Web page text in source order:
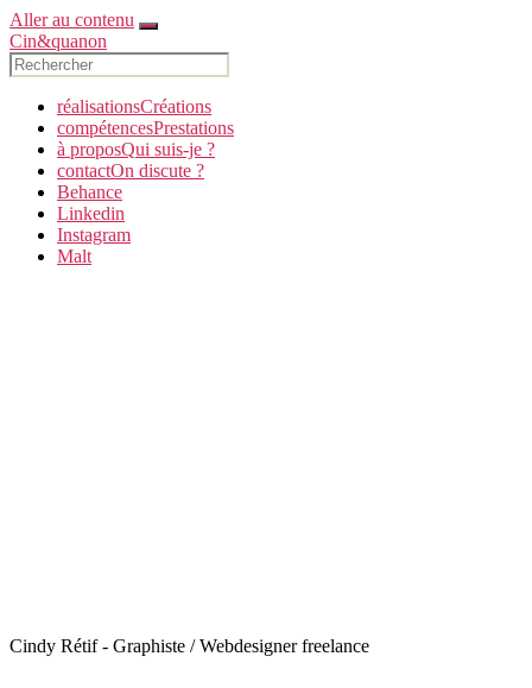
Aller au contenu
Cin&quanon
réalisationsCréations
compétencesPrestations
à proposQui suis-je ?
contactOn discute ?
Behance
Linkedin
Instagram
Malt
Cindy Rétif - Graphiste / Webdesigner freelance